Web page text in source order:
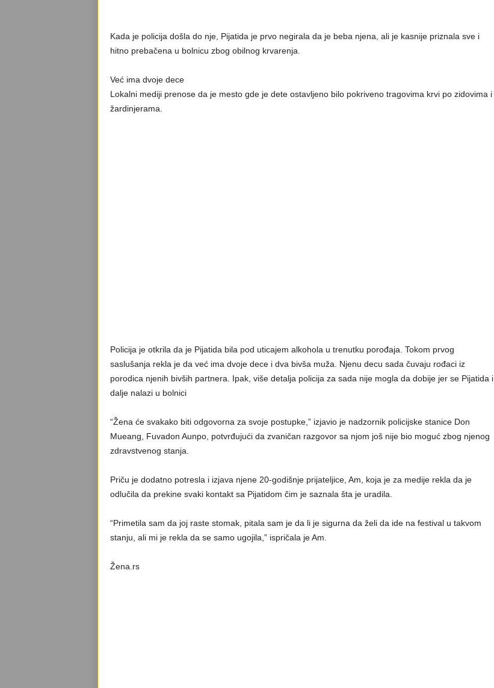
Kada je policija došla do nje, Pijatida je prvo negirala da je beba njena, ali je kasnije priznala sve i
hitno prebačena u bolnicu zbog obilnog krvarenja.
Već ima dvoje dece
Lokalni mediji prenose da je mesto gde je dete ostavljeno bilo pokriveno tragovima krvi po zidovima i
žardinjerama.
Policija je otkrila da je Pijatida bila pod uticajem alkohola u trenutku porođaja. Tokom prvog
saslušanja rekla je da već ima dvoje dece i dva bivša muža. Njenu decu sada čuvaju rođaci iz
porodica njenih bivših partnera. Ipak, više detalja policija za sada nije mogla da dobije jer se Pijatida i
dalje nalazi u bolnici
“Žena će svakako biti odgovorna za svoje postupke,” izjavio je nadzornik policijske stanice Don
Mueang, Fuvadon Aunpo, potvrđujući da zvaničan razgovor sa njom još nije bio moguć zbog njenog
zdravstvenog stanja.
Priču je dodatno potresla i izjava njene 20-godišnje prijateljice, Am, koja je za medije rekla da je
odlučila da prekine svaki kontakt sa Pijatidom čim je saznala šta je uradila.
“Primetila sam da joj raste stomak, pitala sam je da li je sigurna da želi da ide na festival u takvom
stanju, ali mi je rekla da se samo ugojila,” ispričala je Am.
Žena.rs